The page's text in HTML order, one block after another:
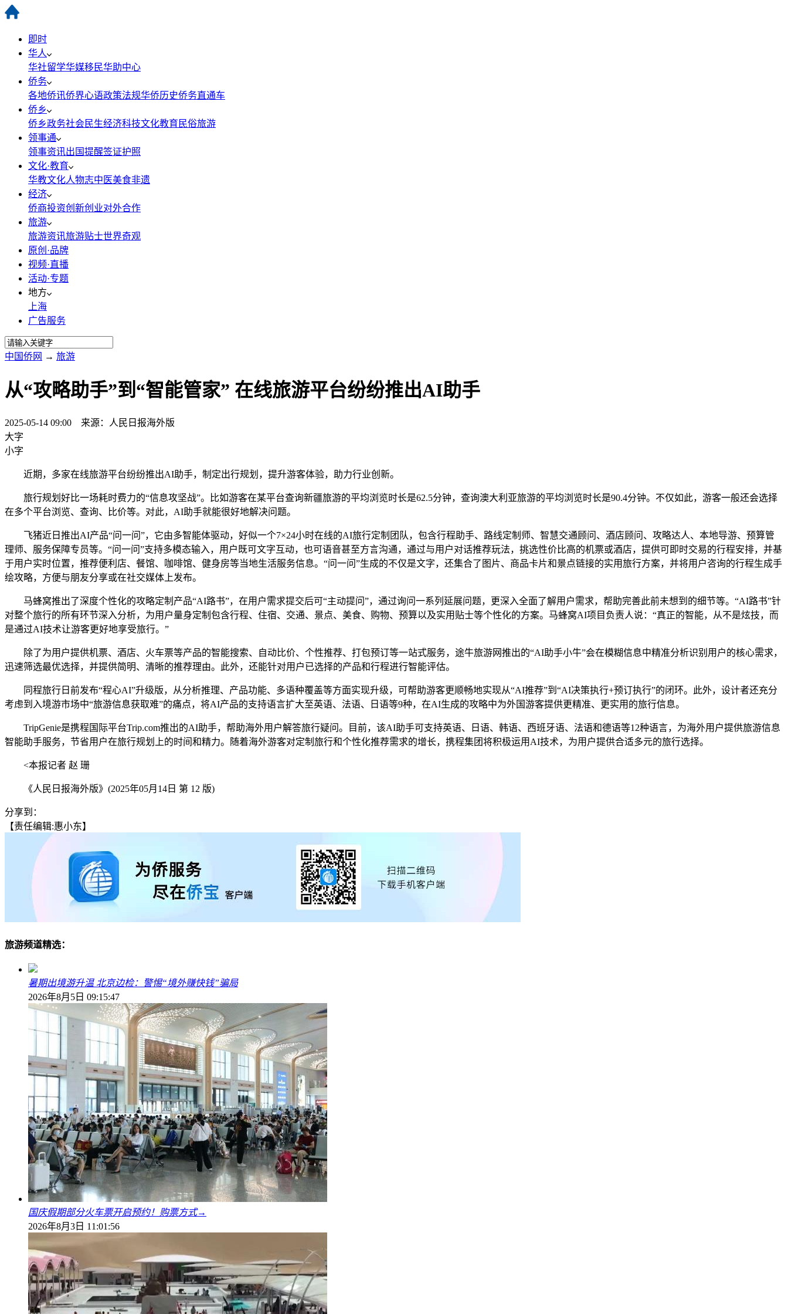
即时
华人
华社留学华媒移民华助中心
侨务
各地侨讯侨界心语政策法规华侨历史侨务直通车
侨乡
侨乡政务社会民生经济科技文化教育 民俗旅游
领事通
领事资讯出国提醒签证护照
文化·教育
华教文化人物志中医美食非遗
经济
侨商投资创新创业对外合作
旅游
旅游资讯旅游贴士世界奇观
原创·品牌
视频·直播
活动·专题
地方
上海
广告服务
中国侨网 → 旅游
从“攻略助手”到“智能管家” 在线旅游平台纷纷推出AI助手
2025-05-14 09:00 来源：人民日报海外版
大字
小字
近期，多家在线旅游平台纷纷推出AI助手，制定出行规划，提升游客体验，助力行业创新。
旅行规划好比一场耗时费力的“信息攻坚战”。比如游客在某平台查询新疆旅游的平均浏览时长是62.5分钟，查询澳大利亚旅游的平均浏览时长是90.4分钟。不仅如此，游客一般还会选择
在多个平台浏览、查询、比价等。对此，AI助手就能很好地解决问题。
飞猪近日推出AI产品“问一问”，它由多智能体驱动，好似一个7×24小时在线的AI旅行定制团队，包含行程助手、路线定制师、智慧交通顾问、酒店顾问、攻略达人、本地导游、预算管
理师、服务保障专员等。“问一问”支持多模态输入，用户既可文字互动，也可语音甚至方言沟通，通过与用户对话推荐玩法，挑选性价比高的机票或酒店，提供可即时交易的行程安排，并基
于用户实时位置，推荐便利店、餐馆、咖啡馆、健身房等当地生活服务信息。“问一问”生成的不仅是文字，还集合了图片、商品卡片和景点链接的实用旅行方案，并将用户咨询的行程生成手
绘攻略，方便与朋友分享或在社交媒体上发布。
马蜂窝推出了深度个性化的攻略定制产品“AI路书”，在用户需求提交后可“主动提问”，通过询问一系列延展问题，更深入全面了解用户需求，帮助完善此前未想到的细节等。“AI路书”针
对整个旅行的所有环节深入分析，为用户量身定制包含行程、住宿、交通、景点、美食、购物、预算以及实用贴士等个性化的方案。马蜂窝AI项目负责人说：“真正的智能，从不是炫技，而
是通过AI技术让游客更好地享受旅行。”
除了为用户提供机票、酒店、火车票等产品的智能搜索、自动比价、个性推荐、打包预订等一站式服务，途牛旅游网推出的“AI助手小牛”会在模糊信息中精准分析识别用户的核心需求，
迅速筛选最优选择，并提供简明、清晰的推荐理由。此外，还能针对用户已选择的产品和行程进行智能评估。
同程旅行日前发布“程心AI”升级版，从分析推理、产品功能、多语种覆盖等方面实现升级，可帮助游客更顺畅地实现从“AI推荐”到“AI决策执行+预订执行”的闭环。此外，设计者还充分
考虑到入境游市场中“旅游信息获取难”的痛点，将AI产品的支持语言扩大至英语、法语、日语等9种，在AI生成的攻略中为外国游客提供更精准、更实用的旅行信息。
TripGenie是携程国际平台Trip.com推出的AI助手，帮助海外用户解答旅行疑问。目前，该AI助手可支持英语、日语、韩语、西班牙语、法语和德语等12种语言，为海外用户提供旅游信息
智能助手服务，节省用户在旅行规划上的时间和精力。随着海外游客对定制旅行和个性化推荐需求的增长，携程集团将积极运用AI技术，为用户提供合适多元的旅行选择。
<本报记者 赵 珊
《人民日报海外版》(2025年05月14日 第 12 版)
分享到：
【责任编辑:惠小东】
旅游频道精选：
暑期出境游升温 北京边检：警惕“境外赚快钱”骗局
2026年8月5日 09:15:47
国庆假期部分火车票开启预约！购票方式→
2026年8月3日 11:01:56